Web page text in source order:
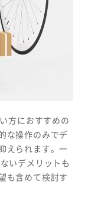
方におすすめの
な操作のみでデ
えられます。一
いデメリットも
も含めて検討す